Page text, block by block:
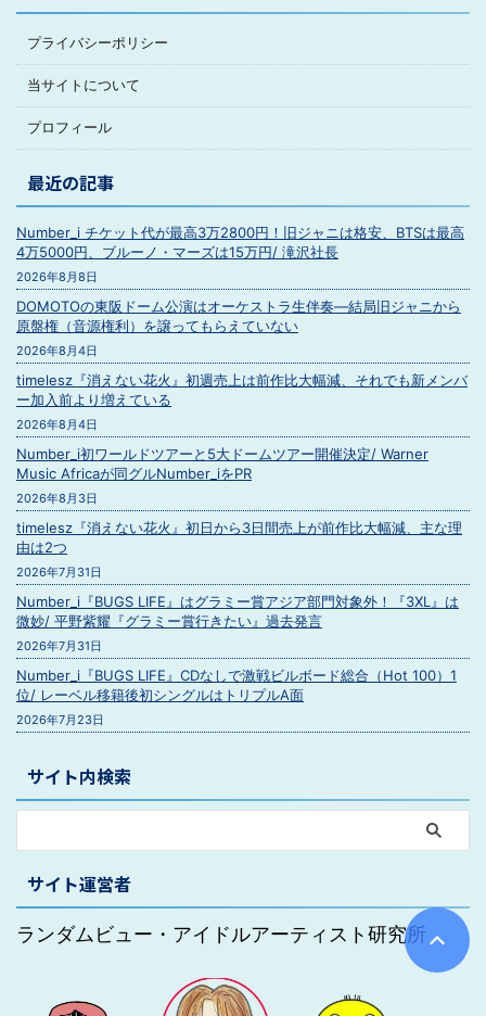
プライバシーポリシー
当サイトについて
プロフィール
最近の記事
Number_i チケット代が最高3万2800円！旧ジャニは格安、BTSは最高
4万5000円、ブルーノ・マーズは15万円/ 滝沢社長
2026年8月8日
DOMOTOの東阪ドーム公演はオーケストラ生伴奏―結局旧ジャニから
原盤権（音源権利）を譲ってもらえていない
2026年8月4日
timelesz『消えない花火』初週売上は前作比大幅減、それでも新メンバ
ー加入前より増えている
2026年8月4日
Number_i初ワールドツアーと5大ドームツアー開催決定/ Warner
Music Africaが同グルNumber_iをPR
2026年8月3日
timelesz『消えない花火』初日から3日間売上が前作比大幅減、主な理
由は2つ
2026年7月31日
Number_i『BUGS LIFE』はグラミー賞アジア部門対象外！『3XL』は
微妙/ 平野紫耀『グラミー賞行きたい』過去発言
2026年7月31日
Number_i『BUGS LIFE』CDなしで激戦ビルボード総合（Hot 100）1
位/ レーベル移籍後初シングルはトリプルA面
2026年7月23日
サイト内検索
サイト運営者
ランダムビュー・アイドルアーティスト研究所